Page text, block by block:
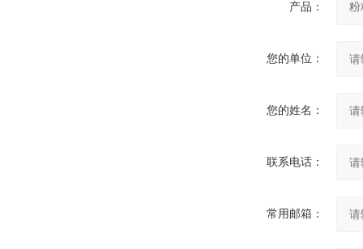
产品：
您的单位：
您的姓名：
联系电话：
常用邮箱：